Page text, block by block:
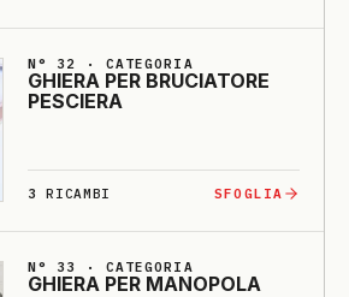
N° 32 · CATEGORIA
GHIE­RA PER BRU­CIA­TO­RE
PESCIE­RA
3 RICAMBI SFOGLIA
N° 33 · CATEGORIA
GHIE­RA PER MA­NO­PO­LA